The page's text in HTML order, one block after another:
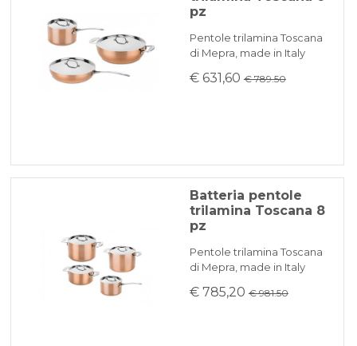
pz
Pentole trilamina Toscana
di Mepra, made in Italy
€ 631,60 € 789.50
Batteria pentole
trilamina Toscana 8
pz
Pentole trilamina Toscana
di Mepra, made in Italy
€ 785,20 € 981.50